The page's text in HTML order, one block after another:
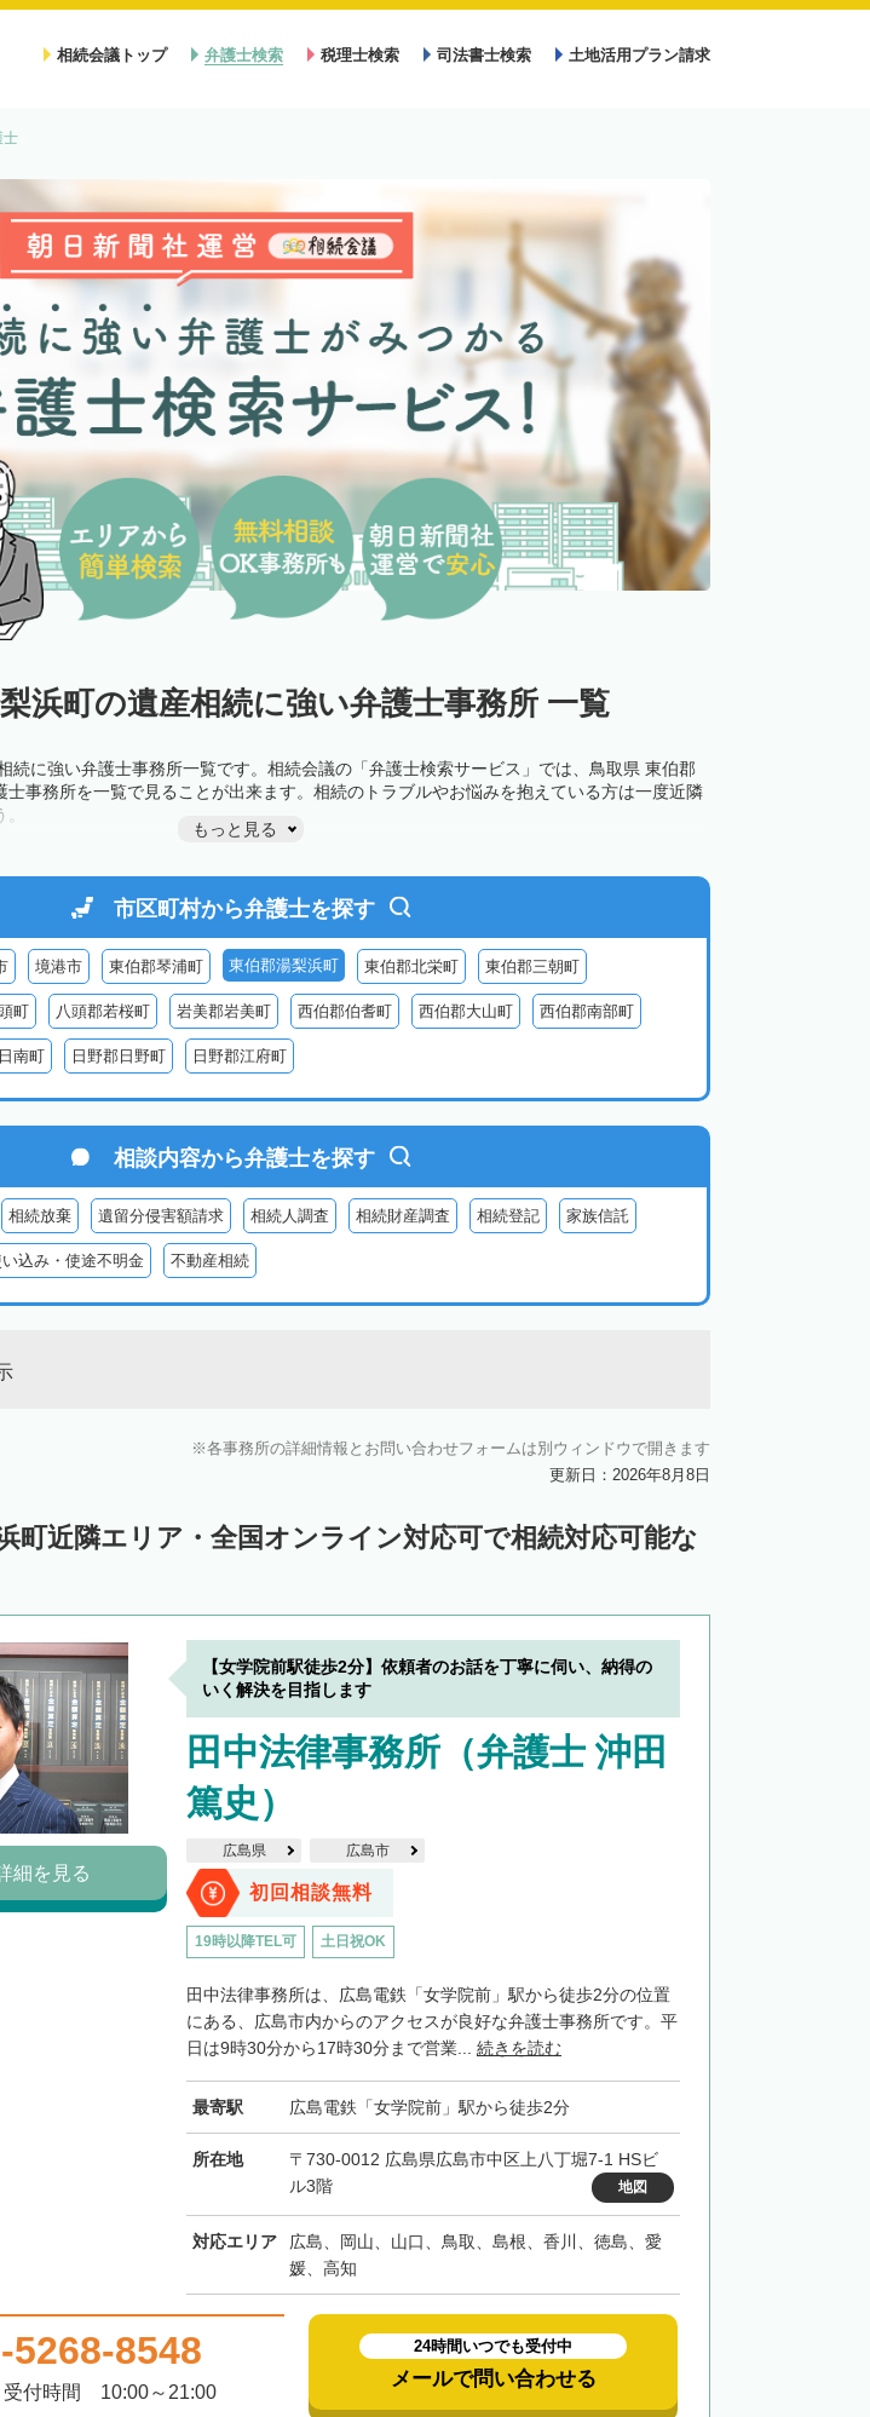
相続会議トップ 弁護士検索 税理士検索 司法書士検索 土地活用プラン請求
浜町の遺産相続に強い弁護士事務所 一覧
続に強い弁護士事務所一覧です。相続会議の「弁護士検索サービス」では、鳥取県 東伯郡
事務所を一覧で見ることが出来ます。相続のトラブルやお悩みを抱えている方は一度近隣
もっと見る
市区町村から弁護士を探す
境港市 東伯郡琴浦町 東伯郡湯梨浜町 東伯郡北栄町 東伯郡三朝町
町 八頭郡若桜町 岩美郡岩美町 西伯郡伯耆町 西伯郡大山町 西伯郡南部町
南町 日野郡日野町 日野郡江府町
相談内容から弁護士を探す
相続放棄 遺留分侵害額請求 相続人調査 相続財産調査 相続登記 家族信託
込み・使途不明金 不動産相続
各事務所の詳細情報とお問い合わせフォームは別ウィンドウで開きます
更新日：2026年8月8日
町近隣エリア・全国オンライン対応可で相続対応可能な
【女学院前駅徒歩2分】依頼者のお話を丁寧に伺い、納得の
いく解決を目指します
田中法律事務所（弁護士 沖田
篤史）
広島県 広島市
初回相談無料
19時以降TEL可 土日祝OK
田中法律事務所は、広島電鉄「女学院前」駅から徒歩2分の位置
にある、広島市内からのアクセスが良好な弁護士事務所です。平
日は9時30分から17時30分まで営業... 続きを読む
最寄駅 広島電鉄「女学院前」駅から徒歩2分
所在地
〒730-0012 広島県広島市中区上八丁堀7-1 HSビ
ル3階
地図
対応エリア
広島、岡山、山口、鳥取、島根、香川、徳島、愛
媛、高知
細を見る
5268-8548
受付時間 10:00～21:00
24時間いつでも受付中
メールで問い合わせる